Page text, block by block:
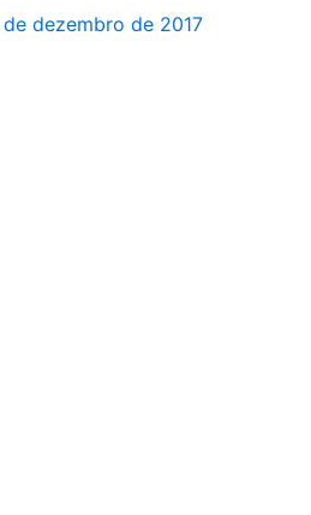
de dezembro de 2017